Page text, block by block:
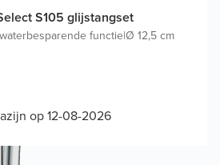
S105 glijstangset
waterbesparende functie|Ø 12,5 cm
op 12-08-2026